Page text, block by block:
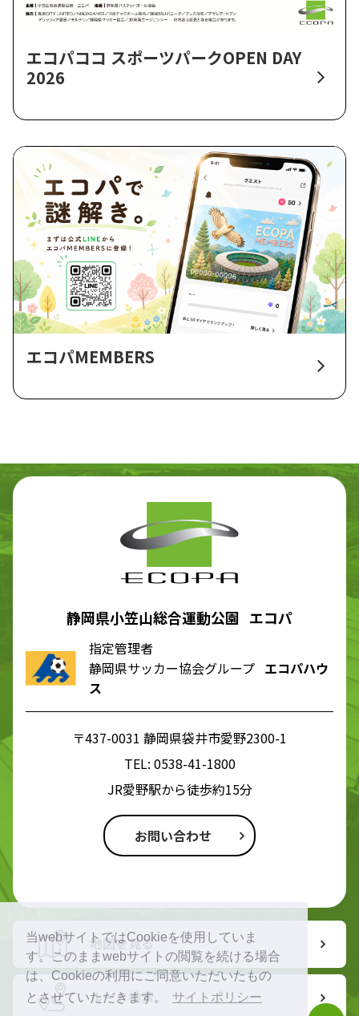
当webサイトではCookieを使用していま
す。このままwebサイトの閲覧を続ける場合
は、Cookieの利用にご同意いただいたもの
とさせていただきます。
サイトポリシー
エコパココ スポーツパークOPEN DAY
2026
エコパMEMBERS
静岡県小笠山総合運動公園 エコパ
指定管理者
静岡県サッカー協会グループ エコパハウ
ス
〒437-0031 静岡県袋井市愛野2300-1
TEL: 0538-41-1800
JR愛野駅から徒歩約15分
お問い合わせ
地図を見る
ルート検索